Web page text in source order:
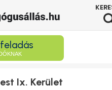
Ix. Kerület